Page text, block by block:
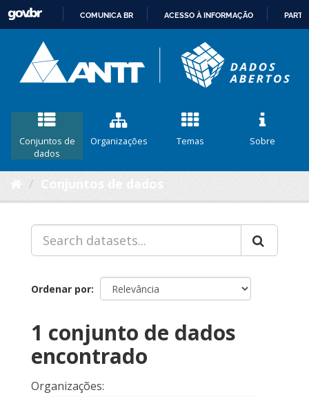
CONTEÚDO
COMUNICA BR ACESSO À INFORMAÇÃO
Conjuntos de
dados
Organizações Temas Sobre
Ordenar por
1 conjunto de dados
encontrado
Organizações: